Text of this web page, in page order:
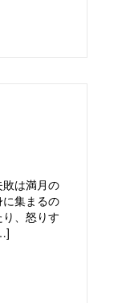
は満月の
集まるの
、怒りす